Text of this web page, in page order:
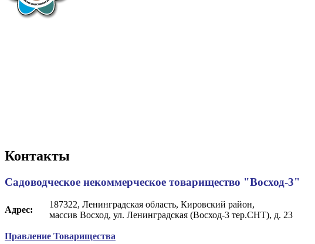
Контакты
Садоводческое некоммерческое товарищество "Восход-3"
Адрес:
187322, Ленинградская область, Кировский район,
массив Восход, ул. Ленинградская (Восход-3 тер.СНТ), д. 23
Правление Товарищества